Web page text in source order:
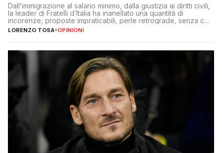
Dall’immigrazione al salario minimo, dalla giustizia ai diritti civili,
la leader di Fratelli d’Italia ha inanellato una quantità di
incorenze, proposte impraticabili, perle retrograde, senza che
nessuno – a destra come a sinistra – glielo abbia fatto notare
LORENZO TOSA-OPINIONI